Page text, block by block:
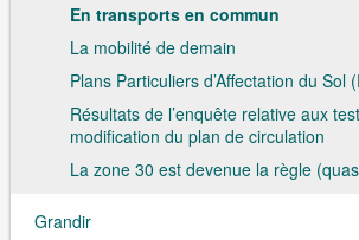
En transports en commun
La mobilité de demain
Plans Particuliers d’Affectation du Sol
Résultats de l’enquête relative aux
modification du plan de circulation
La zone 30 est devenue la règle
Grandir